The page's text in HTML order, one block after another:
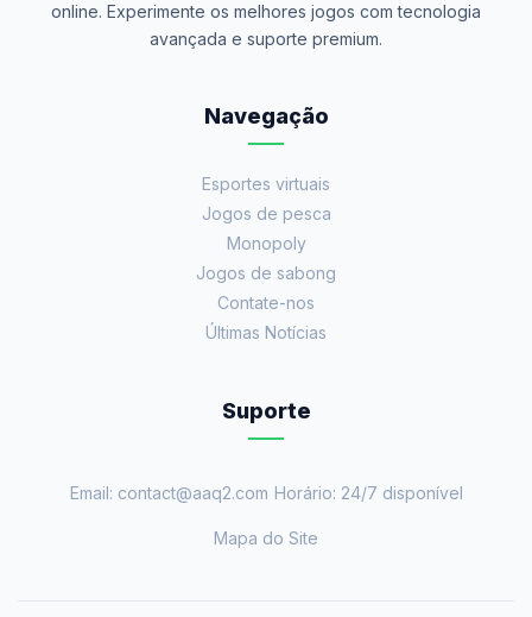
online. Experimente os melhores jogos com tecnologia
avançada e suporte premium.
Navegação
Esportes virtuais
Jogos de pesca
Monopoly
Jogos de sabong
Contate-nos
Últimas Notícias
Suporte
Email: contact@aaq2.com Horário: 24/7 disponível
Mapa do Site